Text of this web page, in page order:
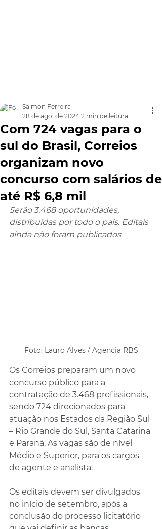
Com 724 vagas para o
sul do Brasil, Correios
organizam novo
concurso com salários de
até R$ 6,8 mil
Saimon Ferreira
28 de ago. de 2024 2 min de leitura
Serão 3.468 oportunidades,
distribuídas por todo o país. Editais
ainda não foram publicados
Foto: Lauro Alves / Agencia RBS
Os Correios preparam um novo
concurso público para a
contratação de 3.468 profissionais,
sendo 724 direcionados para
atuação nos Estados da Região Sul
– Rio Grande do Sul, Santa Catarina
e Paraná. As vagas são de nível
Médio e Superior, para os cargos
de agente e analista.
Os editais devem ser divulgados
no início de setembro, após a
conclusão do processo licitatório